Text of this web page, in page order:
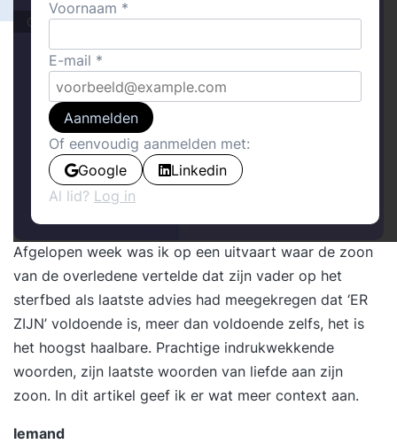
Columns
Afgelopen week was ik op een uitvaart waar de zoon
van de overledene vertelde dat zijn vader op het
sterfbed als laatste advies had meegekregen dat ‘ER
ZIJN’ voldoende is, meer dan voldoende zelfs, het is
het hoogst haalbare. Prachtige indrukwekkende
woorden, zijn laatste woorden van liefde aan zijn
zoon. In dit artikel geef ik er wat meer context aan.
Iemand
Voornaam
E-mail
Aanmelden
Of eenvoudig aanmelden met:
Google
Linkedin
Al lid? Log in